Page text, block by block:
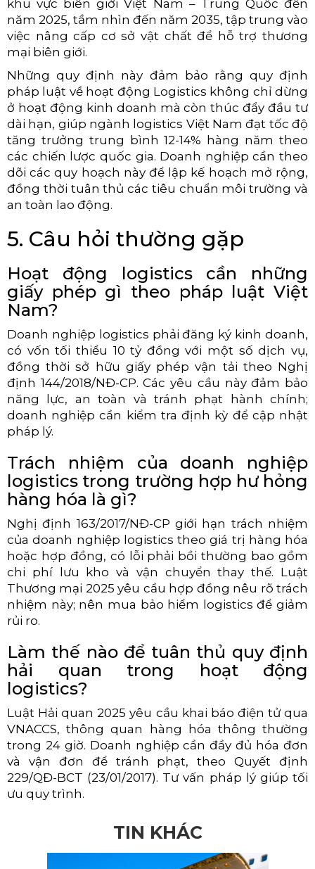
khu vực biên giới Việt Nam – Trung Quốc đến
năm 2025, tầm nhìn đến năm 2035, tập trung vào
việc nâng cấp cơ sở vật chất để hỗ trợ thương
mại biên giới.
Những quy định này đảm bảo rằng quy định
pháp luật về hoạt động Logistics không chỉ dừng
ở hoạt động kinh doanh mà còn thúc đẩy đầu tư
dài hạn, giúp ngành logistics Việt Nam đạt tốc độ
tăng trưởng trung bình 12-14% hàng năm theo
các chiến lược quốc gia. Doanh nghiệp cần theo
dõi các quy hoạch này để lập kế hoạch mở rộng,
đồng thời tuân thủ các tiêu chuẩn môi trường và
an toàn lao động.
5. Câu hỏi thường gặp
Hoạt động logistics cần những
giấy phép gì theo pháp luật Việt
Nam?
Doanh nghiệp logistics phải đăng ký kinh doanh,
có vốn tối thiểu 10 tỷ đồng với một số dịch vụ,
đồng thời sở hữu giấy phép vận tải theo Nghị
định 144/2018/NĐ-CP. Các yêu cầu này đảm bảo
năng lực, an toàn và tránh phạt hành chính;
doanh nghiệp cần kiểm tra định kỳ để cập nhật
pháp lý.
Trách nhiệm của doanh nghiệp
logistics trong trường hợp hư hỏng
hàng hóa là gì?
Nghị định 163/2017/NĐ-CP giới hạn trách nhiệm
của doanh nghiệp logistics theo giá trị hàng hóa
hoặc hợp đồng, có lỗi phải bồi thường bao gồm
chi phí lưu kho và vận chuyển thay thế. Luật
Thương mại 2025 yêu cầu hợp đồng nêu rõ trách
nhiệm này; nên mua bảo hiểm logistics để giảm
rủi ro.
Làm thế nào để tuân thủ quy định
hải quan trong hoạt động
logistics?
Luật Hải quan 2025 yêu cầu khai báo điện tử qua
VNACCS, thông quan hàng hóa thông thường
trong 24 giờ. Doanh nghiệp cần đầy đủ hóa đơn
và vận đơn để tránh phạt, theo Quyết định
229/QĐ-BCT (23/01/2017). Tư vấn pháp lý giúp tối
ưu quy trình.
TIN KHÁC